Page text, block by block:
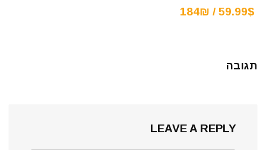
59.99$ / 184₪
תגובה
LEAVE A REPLY